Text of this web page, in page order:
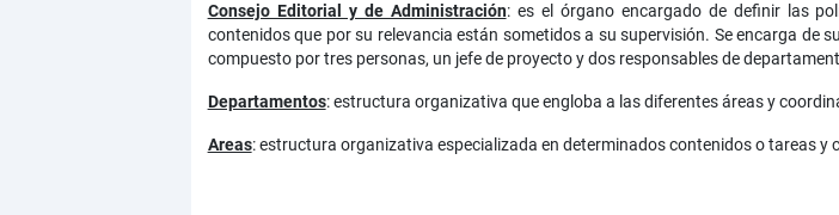
Consejo Editorial y de Administración: es el órgano encargado de definir las
contenidos que por su relevancia están sometidos a su supervisión. Se encarga de
compuesto por tres personas, un jefe de proyecto y dos responsables de
Departamentos: estructura organizativa que engloba a las diferentes áreas y
Areas: estructura organizativa especializada en determinados contenidos o tareas y